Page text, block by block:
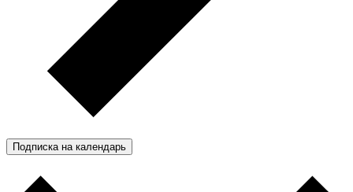
Подписка на календарь